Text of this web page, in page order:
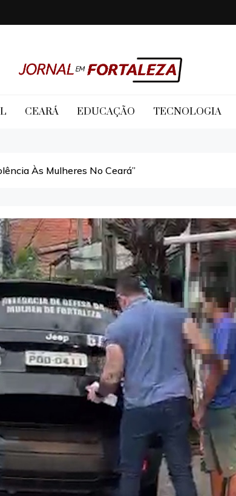
Jornal em Fortaleza
CEARÁ EDUCAÇÃO TECNOLOGIA
Às Mulheres No Ceará”